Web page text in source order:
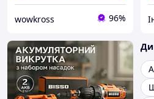
wowkross 96%